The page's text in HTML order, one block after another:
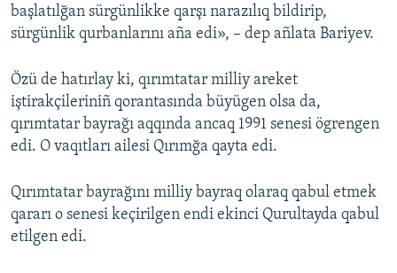
başlatılğan sürgünlikke qarşı narazılıq bildirip,
sürgünlik qurbanlarını aña edi», – dep añlata Bariyev.
Özü de hatırlay ki, qırımtatar milliy areket
iştirakçileriniñ qorantasında büyügen olsa da,
qırımtatar bayrağı aqqında ancaq 1991 senesi ögrengen
edi. O vaqıtları ailesi Qırımğa qayta edi.
Qırımtatar bayrağını milliy bayraq olaraq qabul etmek
qararı o senesi keçirilgen endi ekinci Qurultayda qabul
etilgen edi.